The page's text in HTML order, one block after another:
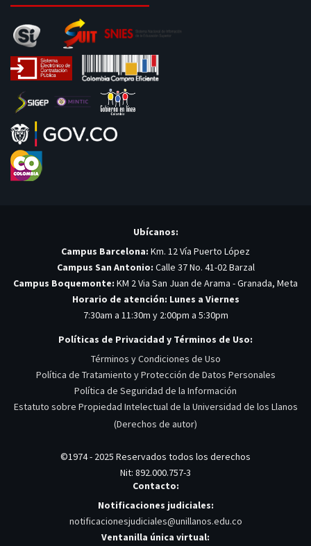
Ubícanos:
Campus Barcelona: Km. 12 Vía Puerto López
Campus San Antonio: Calle 37 No. 41-02 Barzal
Campus Boquemonte: KM 2 Via San Juan de Arama - Granada, Meta
Horario de atención: Lunes a Viernes
7:30am a 11:30m y 2:00pm a 5:30pm
Políticas de Privacidad y Términos de Uso:
Términos y Condiciones de Uso
Política de Tratamiento y Protección de Datos Personales
Política de Seguridad de la Información
Estatuto sobre Propiedad Intelectual de la Universidad de los Llanos
(Derechos de autor)
©1974 - 2025 Reservados todos los derechos
Nit: 892.000.757-3
Contacto:
Notificaciones judiciales:
notificacionesjudiciales@unillanos.edu.co
Ventanilla única virtual: